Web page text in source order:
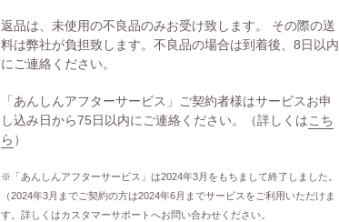
返品は、未使用の不良品のみお受け致します。 その際の送
料は弊社が負担致します。不良品の場合は到着後、8日以内
にご連絡ください。
「あんしんアフターサービス」ご契約者様はサービスお申
し込み日から75日以内にご連絡ください。（詳しくはこち
ら ）
※「あんしんアフターサービス」は2024年3月をもちまして終了しました。
（2024年3月までご契約の方は2024年6月までサービスをご利用いただけま
す。詳しくはカスタマーサポートへお問い合わせください。